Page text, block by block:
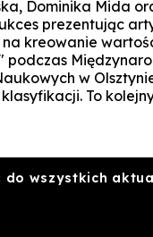
Dominika Mida
prezentując
kreowanie
podczas
w
To
do wszystkich